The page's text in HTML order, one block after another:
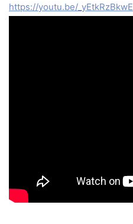
https://youtu.be/_yEtkRzBkwE